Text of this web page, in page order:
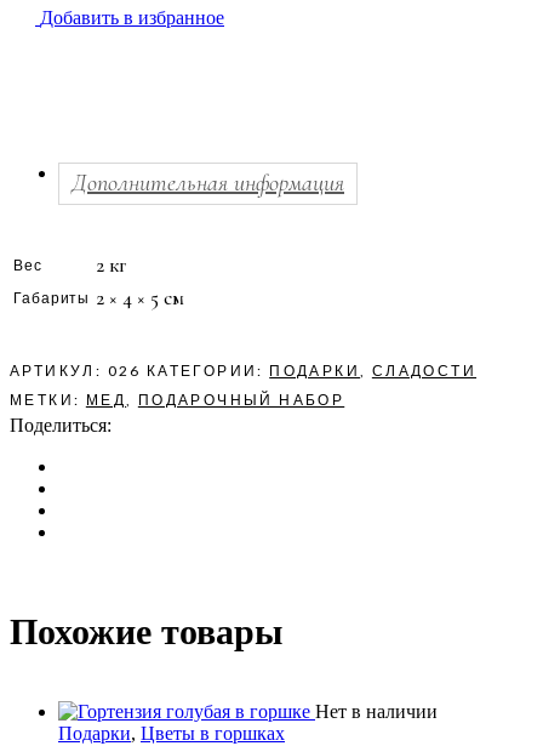
Добавить в избранное
Дополнительная информация
Вес 2 кг
Габариты 2 × 4 × 5 см
АРТИКУЛ: 026 КАТЕГОРИИ: ПОДАРКИ, СЛАДОСТИ
МЕТКИ: МЕД, ПОДАРОЧНЫЙ НАБОР
Поделиться:
Похожие товары
Нет в наличии
Подарки, Цветы в горшках